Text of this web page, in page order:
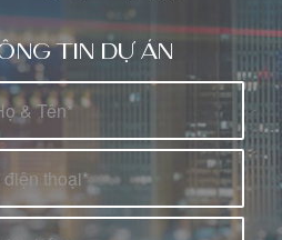
TIN DỰ ÁN